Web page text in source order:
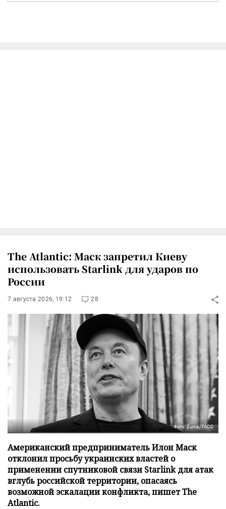
The Atlantic: Маск запретил Киеву
использовать Starlink для ударов по
России
7 августа 2026, 19:12 28
Фото: Zuma/ТАСС
Американский предприниматель Илон Маск
отклонил просьбу украинских властей о
применении спутниковой связи Starlink для атак
вглубь российской территории, опасаясь
возможной эскалации конфликта, пишет The
Atlantic.